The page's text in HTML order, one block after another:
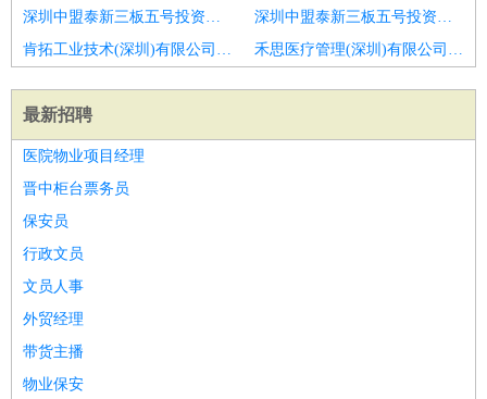
深圳中盟泰新三板五号投资企业(有限合伙)招聘猎头顾问助理
深圳中盟泰新三板五号投资企业(有限合伙)招聘猎头顾问
肯拓工业技术(深圳)有限公司招聘猎头顾问
禾思医疗管理(深圳)有限公司招聘招聘助理
最新招聘
医院物业项目经理
晋中柜台票务员
保安员
行政文员
文员人事
外贸经理
带货主播
物业保安